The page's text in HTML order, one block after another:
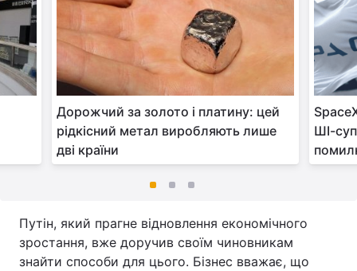
Дорожчий за золото і платину: цей
рідкісний метал виробляють лише
дві країни
ШІ-
Путін, який прагне відновлення економічного
зростання, вже доручив своїм чиновникам
знайти способи для цього. Бізнес вважає, що